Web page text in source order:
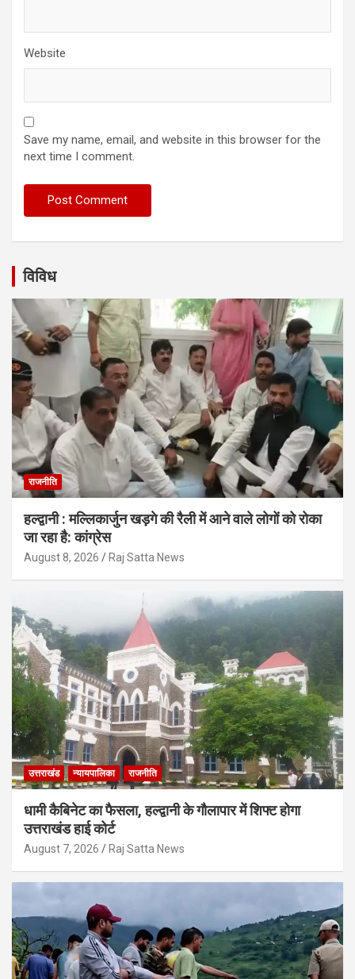
Website
Save my name, email, and website in this browser for the
next time I comment.
विविध
राजनीति
हल्द्वानी : मल्लिकार्जुन खड़गे की रैली में आने वाले लोगों को रोका
जा रहा है: कांग्रेस
August 8, 2026 Raj Satta News
उत्तराखंड न्यायपालिका राजनीति
धामी कैबिनेट का फैसला, हल्द्वानी के गौलापार में शिफ्ट होगा
उत्तराखंड हाई कोर्ट
August 7, 2026 Raj Satta News